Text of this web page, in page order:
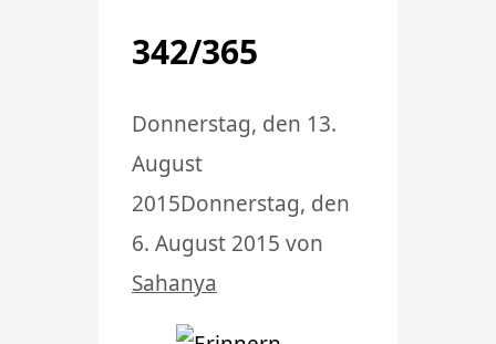
342/365
Donnerstag, den 13.
August
2015Donnerstag, den
6. August 2015 von
Sahanya